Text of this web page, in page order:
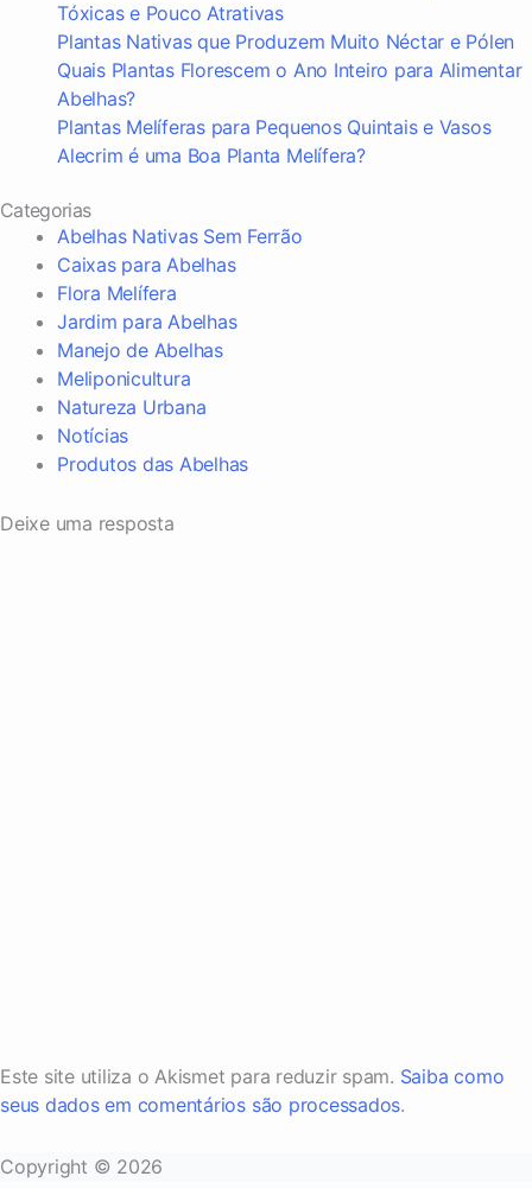
Tóxicas e Pouco Atrativas
Plantas Nativas que Produzem Muito Néctar e Pólen
Quais Plantas Florescem o Ano Inteiro para Alimentar
Abelhas?
Plantas Melíferas para Pequenos Quintais e Vasos
Alecrim é uma Boa Planta Melífera?
Categorias
Abelhas Nativas Sem Ferrão
Caixas para Abelhas
Flora Melífera
Jardim para Abelhas
Manejo de Abelhas
Meliponicultura
Natureza Urbana
Notícias
Produtos das Abelhas
Deixe uma resposta
Este site utiliza o Akismet para reduzir spam. Saiba como
seus dados em comentários são processados.
Copyright © 2026